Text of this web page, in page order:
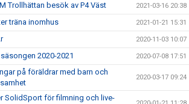
Trollhättan besök av P4 Väst 2021-03-16 20:38
träna inomhus 2021-01-21 15:31
2020-11-03 10:07
2020-2021 2020-07-08 17:51
på föräldrar med barn och
2020-03-17 09:24
SolidSport för filmning och live-